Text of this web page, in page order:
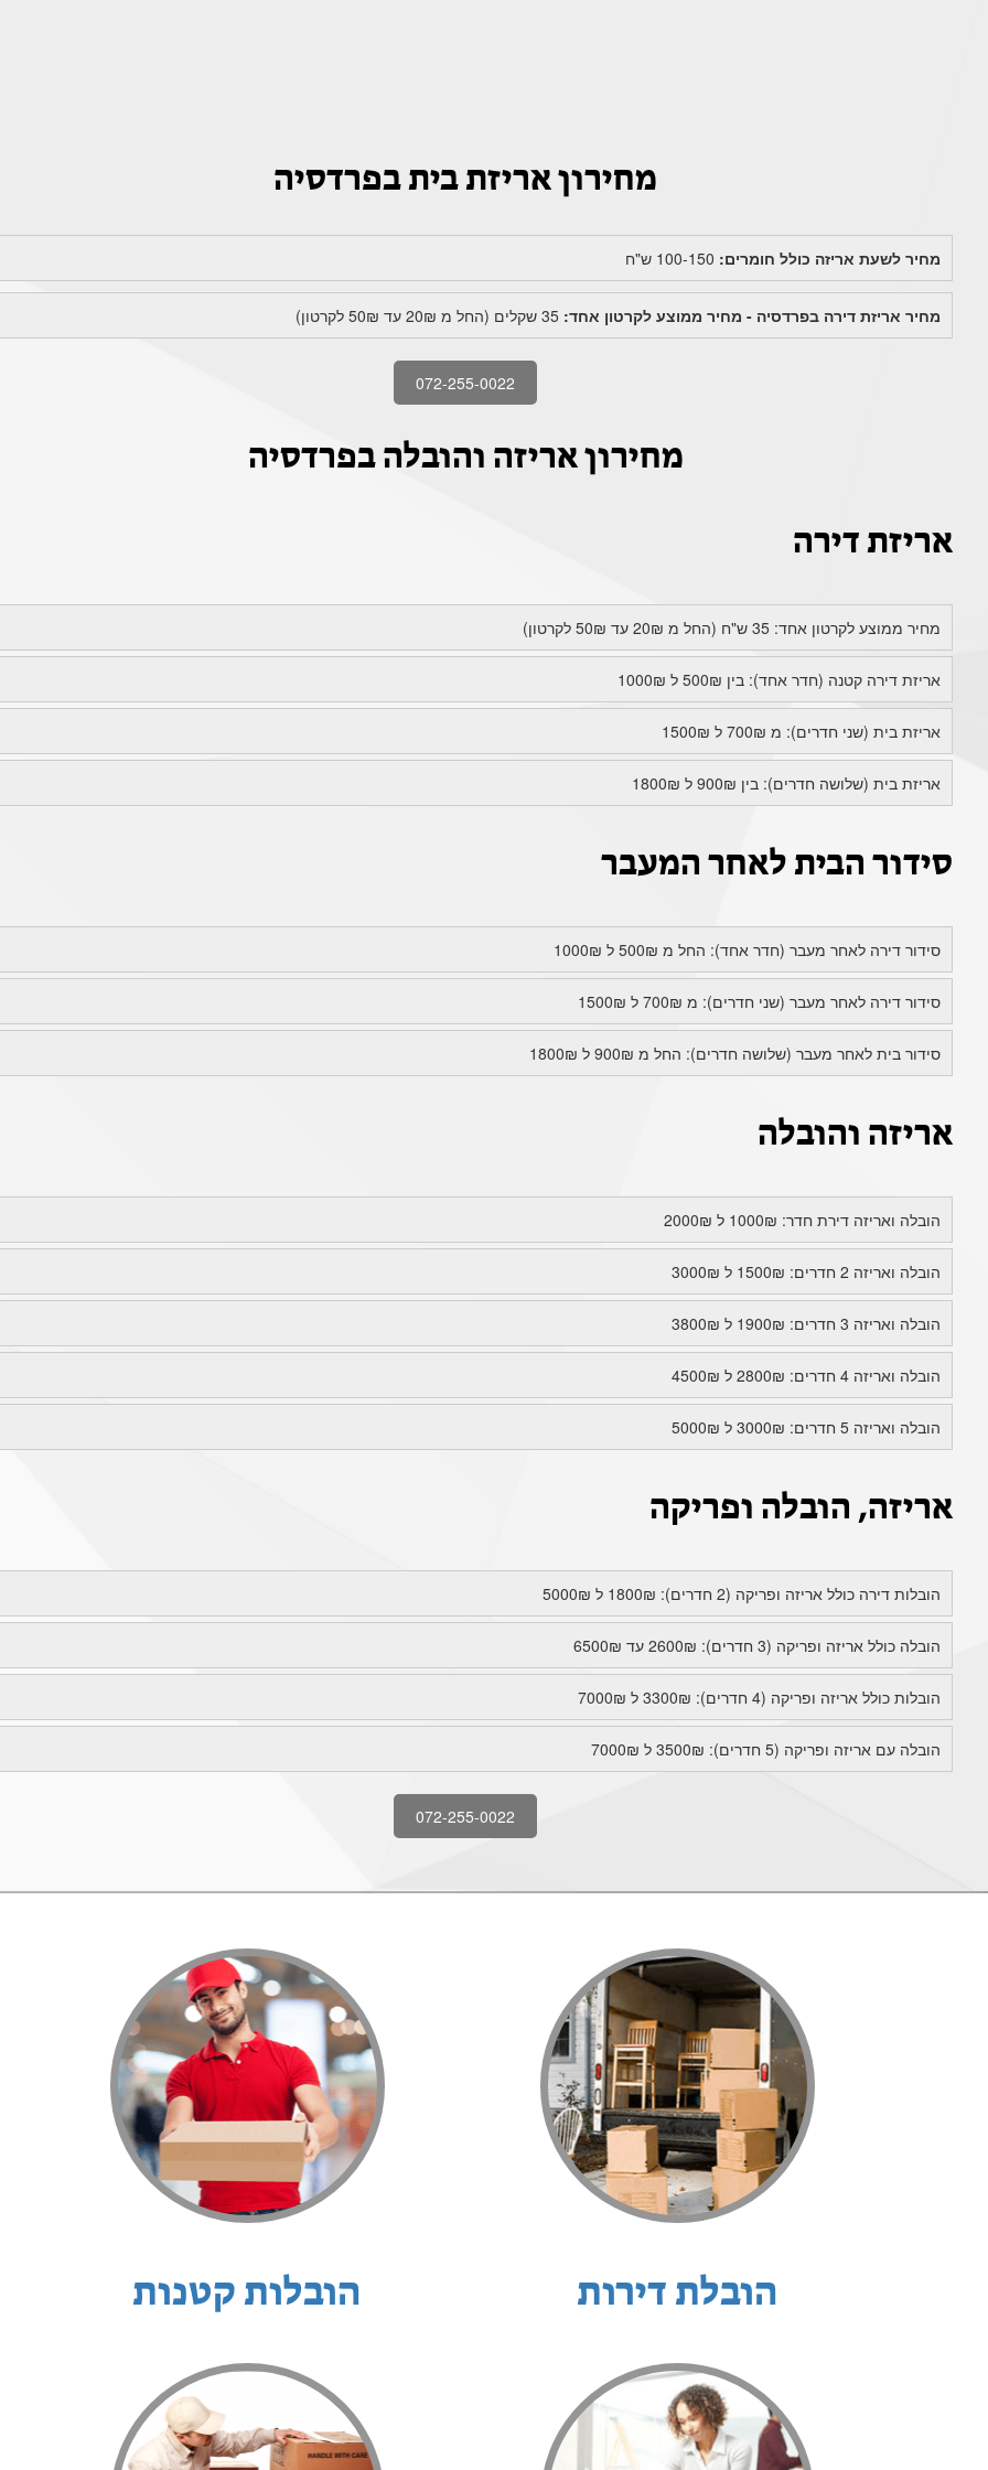
מחירון אריזת בית בפרדסיה
מחיר לשעת אריזה כולל חומרים:
מחיר אריזת דירה בפרדסיה - מחיר ממוצע לקרטון אחד:
072-255-0022
מחירון אריזה והובלה בפרדסיה
אריזת דירה
מחיר ממוצע לקרטון אחד: 35 ש"ח (החל מ 20₪ עד 50₪ לקרטון)
אריזת דירה קטנה (חדר אחד): בין 500₪ ל 1000₪
אריזת בית (שני חדרים): מ 700₪ ל 1500₪
אריזת בית (שלושה חדרים): בין 900₪ ל 1800₪
סידור הבית לאחר המעבר
סידור דירה לאחר מעבר (חדר אחד): החל מ 500₪ ל 1000₪
סידור דירה לאחר מעבר (שני חדרים): מ 700₪ ל 1500₪
סידור בית לאחר מעבר (שלושה חדרים): החל מ 900₪ ל 1800₪
אריזה והובלה
הובלה ואריזה דירת חדר: 1000₪ ל 2000₪
הובלה ואריזה 2 חדרים: 1500₪ ל 3000₪
הובלה ואריזה 3 חדרים: 1900₪ ל 3800₪
הובלה ואריזה 4 חדרים: 2800₪ ל 4500₪
הובלה ואריזה 5 חדרים: 3000₪ ל 5000₪
אריזה, הובלה ופריקה
הובלות דירה כולל אריזה ופריקה (2 חדרים): 1800₪ ל 5000₪
הובלה כולל אריזה ופריקה (3 חדרים): 2600₪ עד 6500₪
הובלות כולל אריזה ופריקה (4 חדרים): 3300₪ ל 7000₪
הובלה עם אריזה ופריקה (5 חדרים): 3500₪ ל 7000₪
072-255-0022
הובלות קטנות הובלת דירות